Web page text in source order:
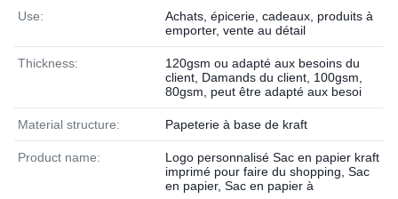
Use:
Achats, épicerie, cadeaux, produits à
emporter, vente au détail
Thickness:
120gsm ou adapté aux besoins du
client, Damands du client, 100gsm,
80gsm, peut être adapté aux besoi
Material structure: Papeterie à base de kraft
Product name:
Logo personnalisé Sac en papier kraft
imprimé pour faire du shopping, Sac
en papier, Sac en papier à